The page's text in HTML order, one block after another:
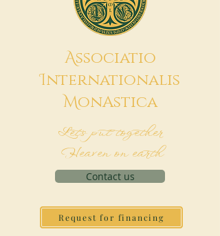
Associatio
Internationalis
MonAstica
Let's put together
Heaven on earth
Contact us
Request for financing